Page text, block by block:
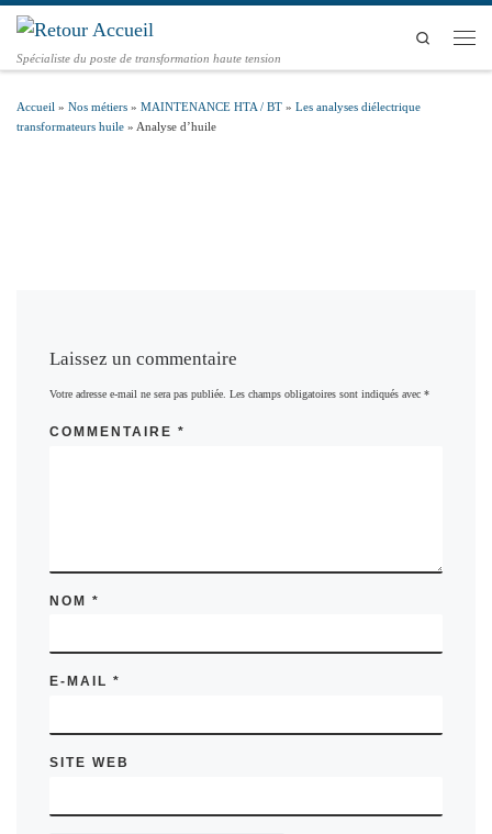
Passer au contenu
Spécialiste du poste de transformation haute tension
Search
Accueil » Nos métiers » MAINTENANCE HTA / BT » Les analyses diélectrique
transformateurs huile » Analyse d’huile
Laissez un commentaire
Votre adresse e-mail ne sera pas publiée. Les champs obligatoires sont indiqués avec *
COMMENTAIRE *
NOM *
E-MAIL *
SITE WEB